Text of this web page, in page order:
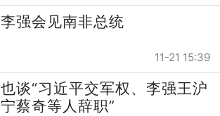
李强会见南非总统
11-21 15:39
也谈“习近平交军权、李强王沪
宁蔡奇等人辞职”